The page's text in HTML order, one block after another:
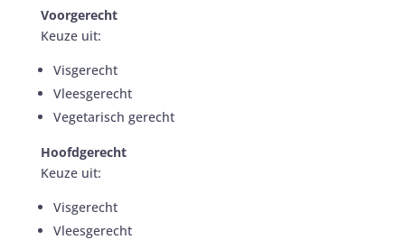
Voorgerecht
Keuze uit:
Visgerecht
Vleesgerecht
Vegetarisch gerecht
Hoofdgerecht
Keuze uit:
Visgerecht
Vleesgerecht